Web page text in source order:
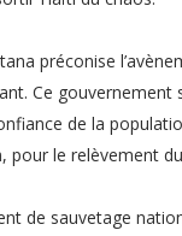
préconise
Ce
de la
pour le relèvement
de sauvetage